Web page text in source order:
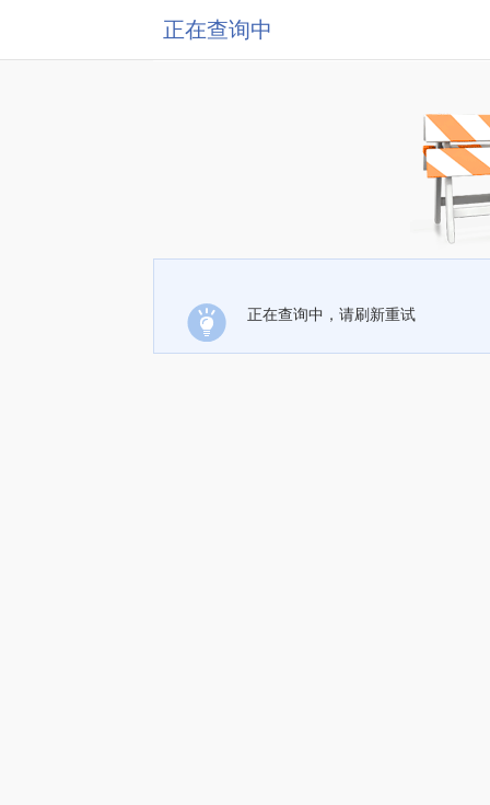
正在查询中
正在查询中，请刷新重试